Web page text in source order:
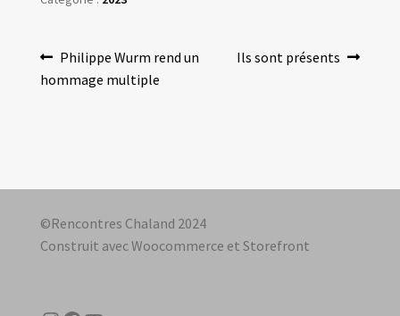
Navigation
de
Article
précédent :
Philippe Wurm rend un
hommage multiple
Article
Ils sont présents
©Rencontres Chaland 2024
Construit avec Woocommerce et Storefront